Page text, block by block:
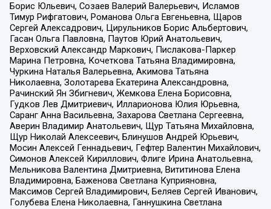
Борис Юльевич, Созаев Валерий Валерьевич, Исламов
Тимур Рифгатович, Романова Ольга Евгеньевна, Щаров
Сергей Алексадрович, Цирульников Борис Альбертович,
Гасан Ольга Павловна, Паутов Юрий Анатольевич,
Верховский Александр Маркович, Пислакова-Паркер
Марина Петровна, Кочеткова Татьяна Владимировна,
Чуркина Наталья Валерьевна, Акимова Татьяна
Николаевна, Золотарева Екатерина Александровна,
Рачинский Ян Збигневич, Жемкова Елена Борисовна,
Гудков Лев Дмитриевич, Илларионова Юлия Юрьевна,
Саранг Анна Васильевна, Захарова Светлана Сергеевна,
Аверин Владимир Анатольевич, Щур Татьяна Михайловна,
Щур Николай Алексеевич, Блинушов Андрей Юрьевич,
Мосин Алексей Геннадьевич, Гефтер Валентин Михайлович,
Симонов Алексей Кириллович, Флиге Ирина Анатольевна,
Мельникова Валентина Дмитриевна, Вититинова Елена
Владимировна, Баженова Светлана Куприяновна,
Максимов Сергей Владимирович, Беляев Сергей Иванович,
Голубева Елена Николаевна, Ганнушкина Светлана